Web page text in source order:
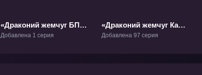
«Драконий жемчуг БП:
Наследие героя» ОВА-1
Добавлена 1 серия
«Драконий жемчуг Кай»
ТВ-1
Добавлена 97 серия